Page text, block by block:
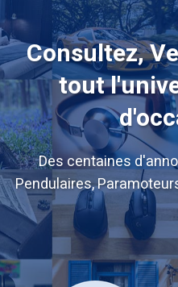
Consultez,
tout
Des centaines
Pendulaires,